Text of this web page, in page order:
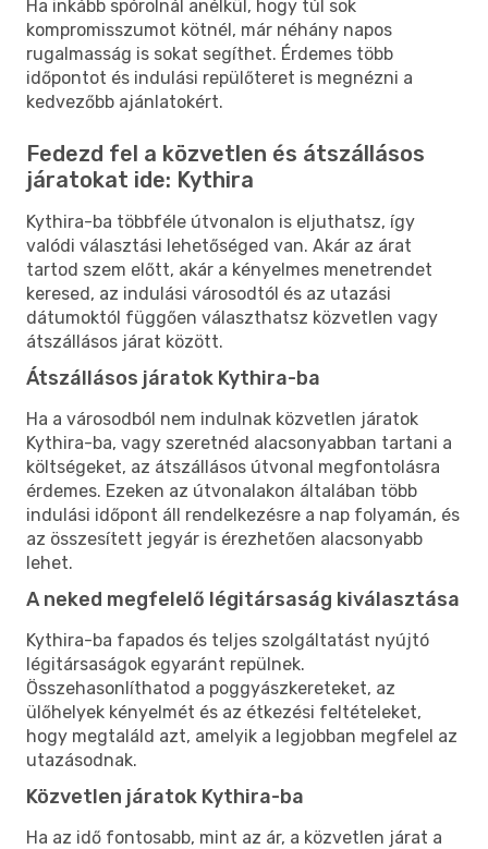
Ha inkább spórolnál anélkül, hogy túl sok
kompromisszumot kötnél, már néhány napos
rugalmasság is sokat segíthet. Érdemes több
időpontot és indulási repülőteret is megnézni a
kedvezőbb ajánlatokért.
Fedezd fel a közvetlen és átszállásos
járatokat ide: Kythira
Kythira-ba többféle útvonalon is eljuthatsz, így
valódi választási lehetőséged van. Akár az árat
tartod szem előtt, akár a kényelmes menetrendet
keresed, az indulási városodtól és az utazási
dátumoktól függően választhatsz közvetlen vagy
átszállásos járat között.
Átszállásos járatok Kythira-ba
Ha a városodból nem indulnak közvetlen járatok
Kythira-ba, vagy szeretnéd alacsonyabban tartani a
költségeket, az átszállásos útvonal megfontolásra
érdemes. Ezeken az útvonalakon általában több
indulási időpont áll rendelkezésre a nap folyamán, és
az összesített jegyár is érezhetően alacsonyabb
lehet.
A neked megfelelő légitársaság kiválasztása
Kythira-ba fapados és teljes szolgáltatást nyújtó
légitársaságok egyaránt repülnek.
Összehasonlíthatod a poggyászkereteket, az
ülőhelyek kényelmét és az étkezési feltételeket,
hogy megtaláld azt, amelyik a legjobban megfelel az
utazásodnak.
Közvetlen járatok Kythira-ba
Ha az idő fontosabb, mint az ár, a közvetlen járat a